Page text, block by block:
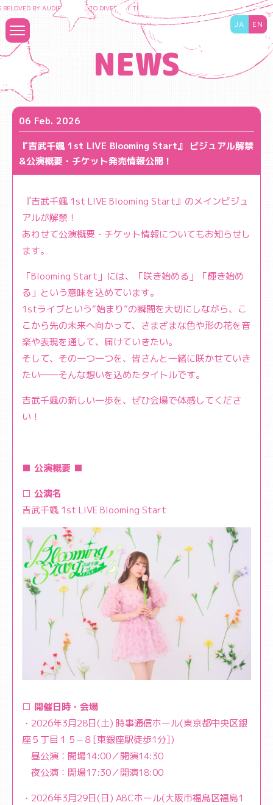
BY AUDIENCES TO DIVERSIFY THE CONTENT BUSINESS AND MAXIMIZE THE
JA EN
NEWS
06 Feb. 2026
『吉武千颯 1st LIVE Blooming Start』 ビジュアル解禁
&公演概要・チケット発売情報公開！
『吉武千颯 1st LIVE Blooming Start』のメインビジュ
アルが解禁！
あわせて公演概要・チケット情報についてもお知らせし
ます。
「Blooming Start」には、「咲き始める」「輝き始め
る」という意味を込めています。
1stライブという“始まり”の瞬間を大切にしながら、こ
こから先の未来へ向かって、さまざまな色や形の花を音
楽や表現を通して、届けていきたい。
そして、その一つ一つを、皆さんと一緒に咲かせていき
たい――そんな想いを込めたタイトルです。
吉武千颯の新しい一歩を、ぜひ会場で体感してくださ
い！
■ 公演概要 ■
□ 公演名
吉武千颯 1st LIVE Blooming Start
□ 開催日時・会場
・2026年3月28日(土) 時事通信ホール(東京都中央区銀
座５丁目１５−８[東銀座駅徒歩1分])
昼公演：開場14:00／開演14:30
夜公演：開場17:30／開演18:00
・2026年3月29日(日) ABCホール(大阪市福島区福島1